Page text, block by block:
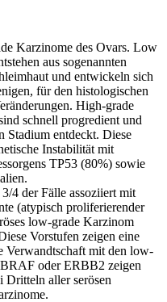
Karzinome des Ovars. Low
aus sogenannten
und entwickeln sich
für den histologischen
High-grade
schnell progredient und
Stadium entdeckt. Diese
Instabilität mit
TP53 (80%) sowie
4 der Fälle assoziiert mit
(atypisch proliferierender
low-grade Karzinom
Vorstufen zeigen eine
Verwandtschaft mit den low-
oder ERBB2 zeigen
aller serösen